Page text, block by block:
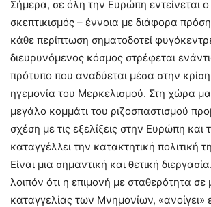
Σήμερα, σε όλη την Ευρώπη εντείνεται
σκεπτικισμός – έννοια με διάφορα
κάθε περίπτωση σηματοδοτεί
διευρυνόμενος κόσμος στρέφεται
πρότυπο που αναδύεται μέσα στην
ηγεμονία του Μερκελισμού. Στη χώρα
μεγάλο κομμάτι του ριζοσπαστισμού
σχέση με τις εξελίξεις στην Ευρώπη
καταγγέλλει την κατακτητική πολιτική
Είναι μια σημαντική και θετική
λοιπόν ότι η επιμονή με σταθερότητα σε
καταγγελίας των Μνημονίων, «ανοίγει»